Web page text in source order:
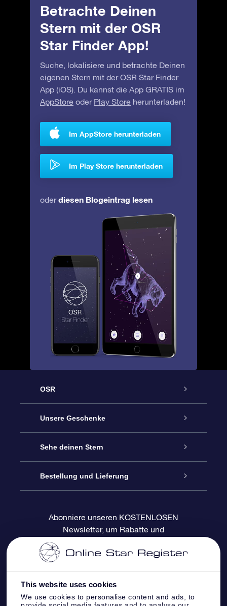
This website uses cookies
We use cookies to personalise content and ads, to
Betrachte Deinen
Stern mit der OSR
Star Finder App!
Suche, lokalisiere und betrachte Deinen
eigenen Stern mit der OSR Star Finder
App (iOS). Du kannst die App GRATIS im
AppStore oder Play Store herunterladen!
Im AppStore herunterladen
Im Play Store herunterladen
oderdiesen Blogeintrag lesen
OSR
Service
Kontakt
Blog
Bewertungen
Unsere Geschenke
Sterne schenken
OSR-Geschenkpaket
OSR-Geschenkgutschein
Firmengeschenke
Sehe deinen Stern
Sternregister
Personalisierte Sternseite
One Million Stars
OSR-Starsaver
Bestellung und Lieferung
Zahlungsinformationen
Versandinformationen
Rückgaberecht
Abonniere unseren KOSTENLOSEN
Newsletter, um Rabatte und